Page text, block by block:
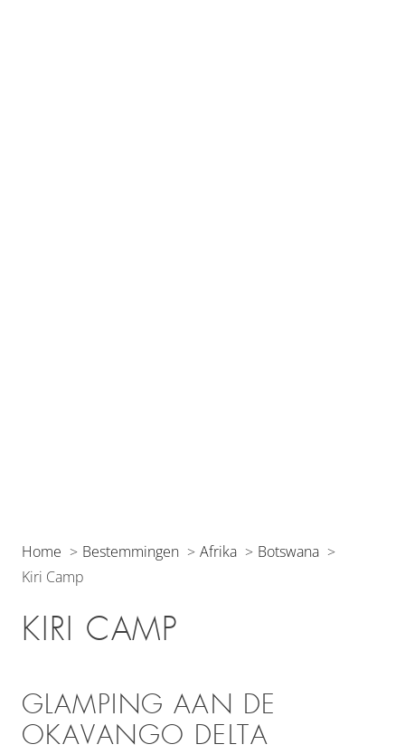
Home Bestemmingen Afrika
Botswana
Kiri Camp
KIRI CAMP
GLAMPING AAN DE
OKAVANGO DELTA